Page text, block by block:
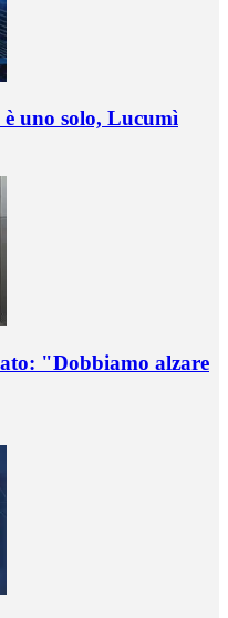
uno solo, Lucumì
"Dobbiamo alzare